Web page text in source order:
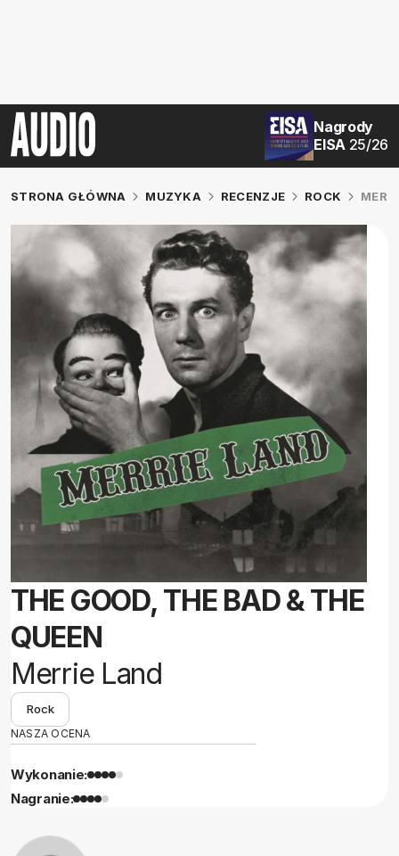
Nagrody
EISA 25/26
STRONA GŁÓWNA MUZYKA RECENZJE ROCK
THE GOOD, THE BAD & THE
QUEEN
Merrie Land
Rock
NASZA OCENA
Wykonanie:
Nagranie: